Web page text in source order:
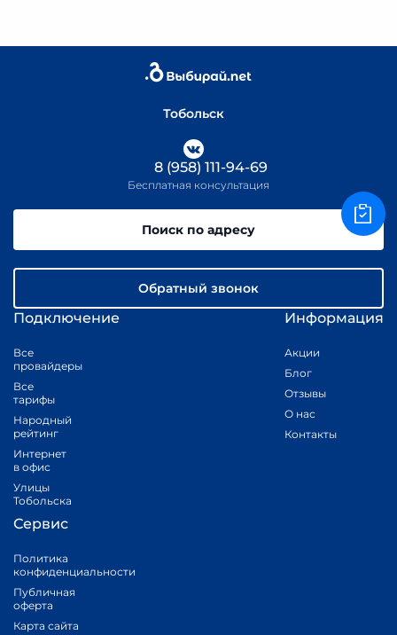
Тобольск
Подключение
Все
провайдеры
Все
тарифы
Народный
рейтинг
Интернет
в офис
Улицы
Тобольска
Информация
Акции
Блог
Отзывы
О нас
Контакты
Сервис
Политика
конфиденциальности
Публичная
оферта
Карта сайта
8 (958) 111-94-69
Бесплатная консультация
Поиск по адресу
Обратный звонок